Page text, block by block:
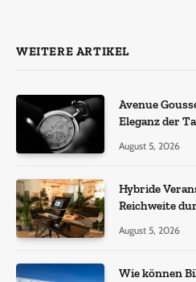
WEITERE ARTIKEL
Avenue
Eleganz der
August 5, 2026
Hybride
Reichweite
August 5, 2026
Wie können